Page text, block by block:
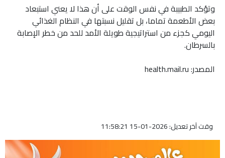
وتؤكد الطبيبة في نفس الوقت على أن هذا لا يعني استبعاد
بعض الأطعمة تماما، بل تقليل نسبتها في النظام الغذائي
اليومي كجزء من استراتيجية طويلة الأمد للحد من خطر الإصابة
بالسرطان.
المصدر: health.mail.ru
وقت آخر تعديل: 2026-01-15 11:58:21